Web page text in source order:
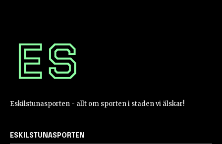
Eskilstunasporten - allt om sporten i staden vi älskar!
ESKILSTUNASPORTEN